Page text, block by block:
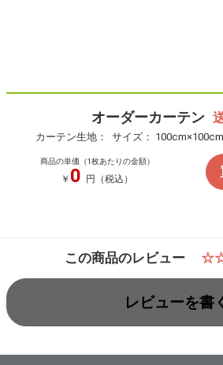
オーダーカーテン
カーテン生地： サイズ： 100cm×100cm
商品の単価（1枚あたりの金額）
￥ 0 円（税込）
この商品のレビュー
レビューを書